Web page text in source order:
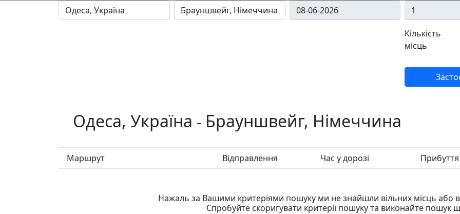
Кількість
місць
Одеса, Україна - Брауншвейг, Німеччина
Маршрут Відправлення Час у дорозі Прибуття
Нажаль за Вашими критеріями пошуку ми не знайшли вільних місць або
Спробуйте скоригувати критерії пошуку та виконайте пошук